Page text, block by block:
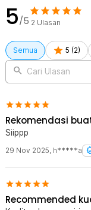
5/5 2 Ulasan
Semua 5 (2)
Cari Ulasan
Rekomendasi
Siippp
29 Nov 2025, h*****a
Recommended